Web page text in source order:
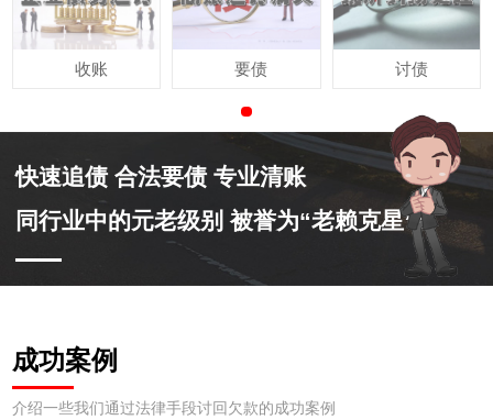
收账 要债 讨债
快速追债 合法要债 专业清账
同行业中的元老级别 被誉为“老赖克星”
成功案例
介绍一些我们通过法律手段讨回欠款的成功案例